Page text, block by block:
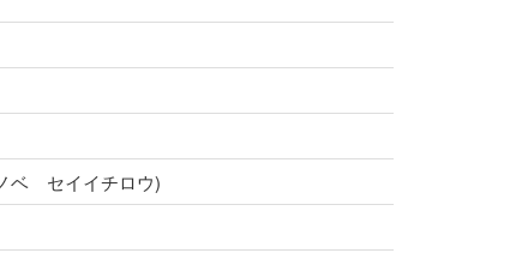
ベ セイイチロウ)